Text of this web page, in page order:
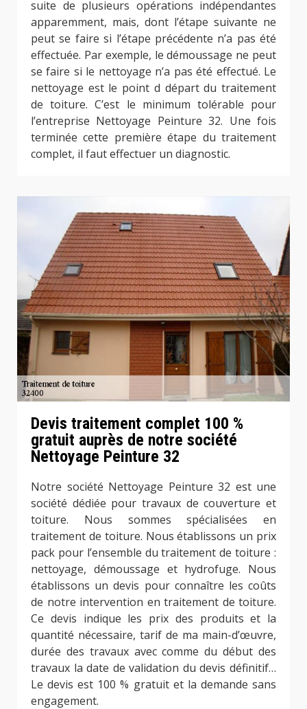
suite de plusieurs opérations indépendantes
apparemment, mais, dont l’étape suivante ne
peut se faire si l’étape précédente n’a pas été
effectuée. Par exemple, le démoussage ne peut
se faire si le nettoyage n’a pas été effectué. Le
nettoyage est le point d départ du traitement
de toiture. C’est le minimum tolérable pour
l’entreprise Nettoyage Peinture 32. Une fois
terminée cette première étape du traitement
complet, il faut effectuer un diagnostic.
Devis traitement complet 100 %
gratuit auprès de notre société
Nettoyage Peinture 32
Notre société Nettoyage Peinture 32 est une
société dédiée pour travaux de couverture et
toiture. Nous sommes spécialisées en
traitement de toiture. Nous établissons un prix
pack pour l’ensemble du traitement de toiture :
nettoyage, démoussage et hydrofuge. Nous
établissons un devis pour connaître les coûts
de notre intervention en traitement de toiture.
Ce devis indique les prix des produits et la
quantité nécessaire, tarif de ma main-d’œuvre,
durée des travaux avec comme du début des
travaux la date de validation du devis définitif…
Le devis est 100 % gratuit et la demande sans
engagement.